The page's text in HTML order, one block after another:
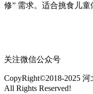
修” 需求。适合挑食儿童
关注微信公众号
CopyRight©2018-2025
All Rights Reserved!